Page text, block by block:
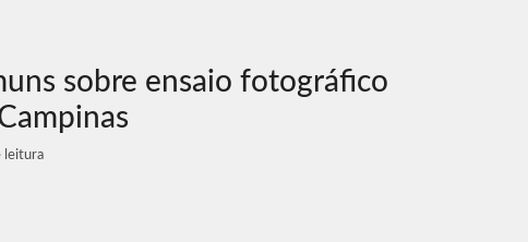
sobre ensaio fotográfico
leitura